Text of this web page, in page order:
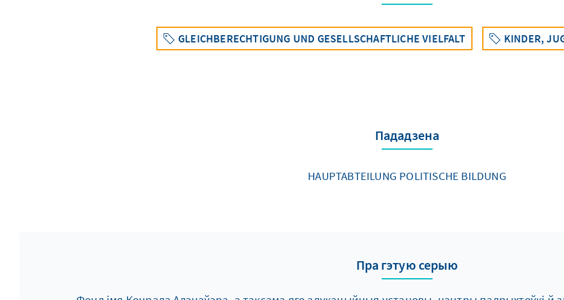
GLEICHBERECHTIGUNG UND GESELLSCHAFTLICHE VIELFALT KINDER,
Пададзена
HAUPTABTEILUNG POLITISCHE BILDUNG
Пра гэтую серыю